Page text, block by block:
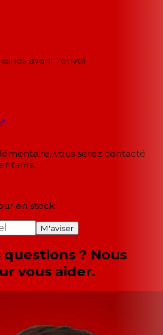
avant l'envoi
↗
vous serez contacté
en stock
M'aviser
questions ? Nous
vous aider.